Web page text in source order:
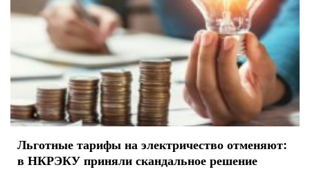
Льготные тарифы на электричество отменяют:
в НКРЭКУ приняли скандальное решение